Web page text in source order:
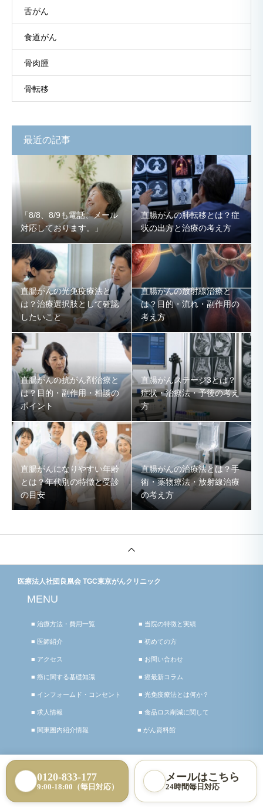
舌がん
食道がん
骨肉腫
骨転移
最近の記事
「8/8、8/9も電話、メール
対応しております。」
直腸がんの肺転移とは？症
状の出方と治療の考え方
直腸がんの光免疫療法と
は？治療選択肢として確認
したいこと
直腸がんの放射線治療と
は？目的・流れ・副作用の
考え方
直腸がんの抗がん剤治療と
は？目的・副作用・相談の
ポイント
直腸がんステージ3とは？
症状・治療法・予後の考え
方
直腸がんになりやすい年齢
とは？年代別の特徴と受診
の目安
直腸がんの治療法とは？手
術・薬物療法・放射線治療
の考え方
医療法人社団良凰会 TGC東京がんクリニック
MENU
■ 治療方法・費用一覧 ■ 当院の特徴と実績
■ 医師紹介 ■ 初めての方
■ アクセス ■ お問い合わせ
■ 癌に関する基礎知識 ■ 癌最新コラム
■ インフォームド・コンセント ■ 光免疫療法とは何か？
■ 求人情報 ■ 食品ロス削減に関して
■ 関東圏内紹介情報 ■ がん資料館
CONTACT
お電話でお問い合わせ
メールでお問い合わせ
0120-833-177
9:00-18:00（毎日対応）
メールはこちら
24時間毎日対応